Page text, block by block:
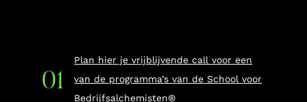
Plan hier je vrijblijvende call voor een
van de programma’s van de School voor
Bedrijfsalchemisten®